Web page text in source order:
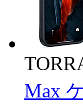
Max